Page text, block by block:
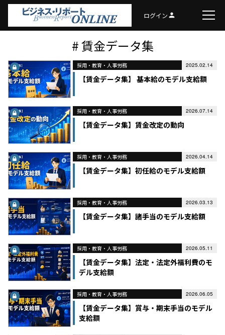
ログインperson
# 賃金データ集
採用・教育・人事労務 2025.02.14
【賃金データ集】 基本給のモデル支給額
採用・教育・人事労務 2026.07.14
【賃金データ集】賃金改定の動向
採用・教育・人事労務 2026.04.14
【賃金データ集】初任給のモデル支給額
採用・教育・人事労務 2026.03.13
【賃金データ集】諸手当のモデル支給額
採用・教育・人事労務 2026.05.11
【賃金データ集】法定・法定外福利費のモ
デル支給額
採用・教育・人事労務 2026.06.05
【賃金データ集】賞与・期末手当のモデル
支給額